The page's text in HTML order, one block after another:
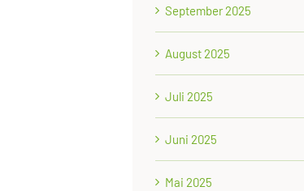
September 2025
August 2025
Juli 2025
Juni 2025
Mai 2025